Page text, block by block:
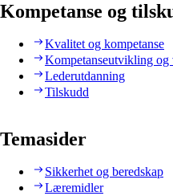
Kompetanse og
Kvalitet og kompetanse
Kompetanseutvikling og
Lederutdanning
Tilskudd
Temasider
Sikkerhet og beredskap
Læremidler